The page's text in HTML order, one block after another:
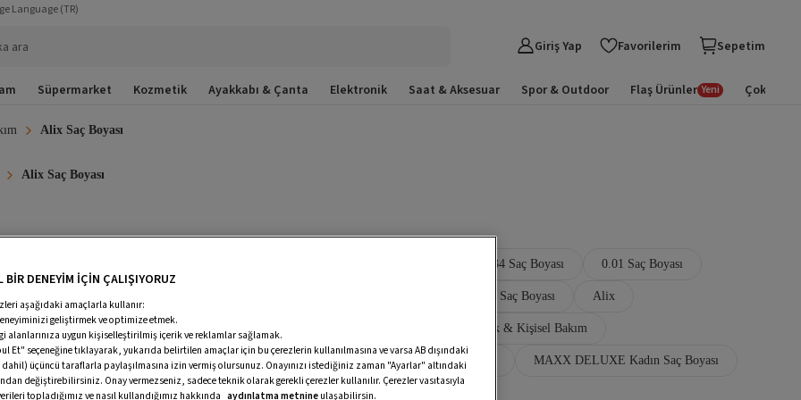
Language(TR)
ara Giriş Yap Favorilerim Sepetim
Süpermarket Kozmetik Ayakkabı & Çanta Elektronik Saat & Aksesuar Spor & Outdoor Flaş Ürünler Yeni Çok
Alix Saç Boyası
Alix Saç Boyası
8.34 Saç Boyası 0.01 Saç Boyası
Yarı Kalıcı Saç Boyası Alix
Saç Boyası Alix Avien Ten Makyajı Alix Avien Kozmetik & Kişisel Bakım
Alix Avien Kalıcı Oje Silky Saç Boyası MAXX DELUXE A PLUS Saç Boyası MAXX DELUXE Kadın Saç Boyası
BİR DENEYİM İÇİN ÇALIŞIYORUZ
aşağıdaki amaçlarla kullanır:
geliştirmek ve optimize etmek.
alanlarınıza uygun kişiselleştirilmiş içerik ve reklamlar sağlamak.
Et" seçeneğine tıklayarak, yukarıda belirtilen amaçlar için bu çerezlerin kullanılmasına ve varsa AB dışındaki
dahil) üçüncü taraflarla paylaşılmasına izin vermiş olursunuz. Onayınızı istediğiniz zaman "Ayarlar" altındaki
değiştirebilirsiniz. Onay vermezseniz, sadece teknik olarak gerekli çerezler kullanılır. Çerezler vasıtasıyla
topladığımız ve nasıl kullandığımız hakkında aydınlatma metnineulaşabilirsin.